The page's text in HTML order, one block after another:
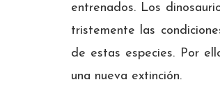
entrenados. Los
tristemente las
de estas especies. Por
una nueva extinción.